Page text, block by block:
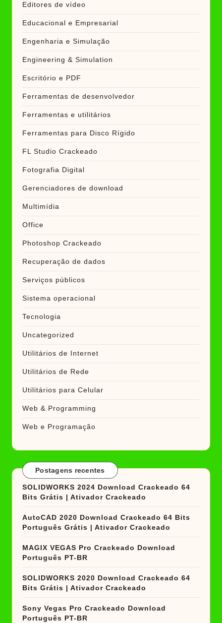
Editores de vídeo
Educacional e Empresarial
Engenharia e Simulação
Engineering & Simulation
Escritório e PDF
Ferramentas de desenvolvedor
Ferramentas e utilitários
Ferramentas para Disco Rígido
FL Studio Crackeado
Fotografia Digital
Gerenciadores de download
Multimídia
Office
Photoshop Crackeado
Recuperação de dados
Serviços públicos
Sistema operacional
Tecnologia
Uncategorized
Utilitários de Internet
Utilitários de Rede
Utilitários para Celular
Web & Programming
Web e Programação
Postagens recentes
SOLIDWORKS 2024 Download Crackeado 64
Bits Grátis | Ativador Crackeado
AutoCAD 2020 Download Crackeado 64 Bits
Português Grátis | Ativador Crackeado
MAGIX VEGAS Pro Crackeado Download
Português PT-BR
SOLIDWORKS 2020 Download Crackeado 64
Bits Grátis | Ativador Crackeado
Sony Vegas Pro Crackeado Download
Português PT-BR